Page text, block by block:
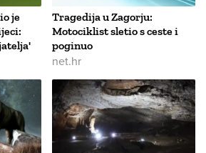
je
Tragedija u Zagorju:
Motociklist sletio s ceste i
poginuo
net.hr